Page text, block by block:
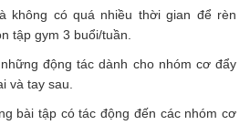
không có quá nhiều thời gian để rèn
tập gym 3 buổi/tuần.
động tác dành cho nhóm cơ đẩy
và tay sau.
bài tập có tác động đến các nhóm cơ